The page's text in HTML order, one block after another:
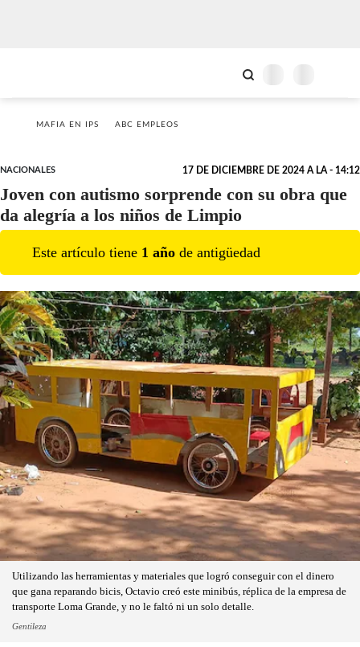
MAFIA EN IPS ABC EMPLEOS
NACIONALES 17 DE DICIEMBRE DE 2024 A LA - 14:12
Joven con autismo sorprende con su obra que
da alegría a los niños de Limpio
Este artículo tiene 1 año de antigüedad
Utilizando las herramientas y materiales que logró conseguir con el dinero
que gana reparando bicis, Octavio creó este minibús, réplica de la empresa de
transporte Loma Grande, y no le faltó ni un solo detalle.
Gentileza